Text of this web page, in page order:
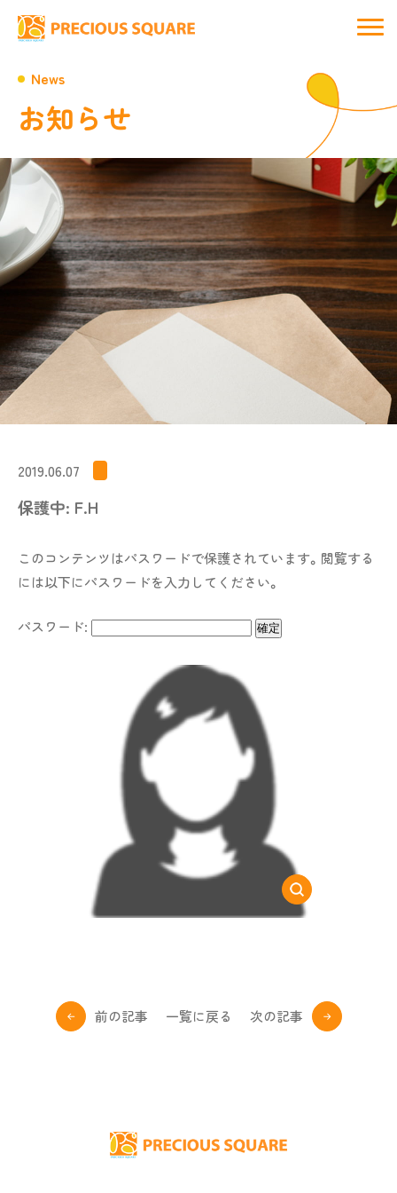
お知らせ
News
2019.06.07
保護中: F.H
このコンテンツはパスワードで保護されています。閲覧する
には以下にパスワードを入力してください。
パスワード:
前の記事 一覧に戻る 次の記事